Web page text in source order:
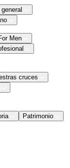
Men
cruces
Patrimonio